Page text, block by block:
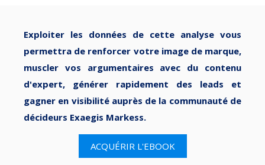
Exploiter les données de cette analyse vous
permettra de renforcer votre image de marque,
muscler vos argumentaires avec du contenu
d'expert, générer rapidement des leads et
gagner en visibilité auprès de la communauté de
décideurs Exaegis Markess.
ACQUÉRIR L'EBOOK